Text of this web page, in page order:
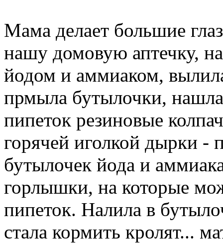
Мама делает большие
нашу домовую аптечку,
йодом и аммиаком,
прмыла бутылочки,
пипеток резиновые
горячей иголкой дырки -
бутылочек йода и
горлышки, на которые
пипеток. Налила в
стала кормить кролят...